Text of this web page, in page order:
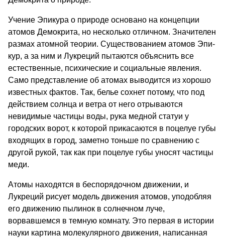
Учение Эпикура о природе основано на концепции
атомов Демокрита, но несколько отличном. Значителен
размах атомной теории. Существованием атомов Эпи­
кур, а за ним и Лукреций пытаются объяснить все
естественные, психиче­ские и социальные явления.
Само представление об атомах выводится из хорошо
известных фактов. Так, белье сохнет потому, что под
действием солнца и ветра от него отрываются
невидимые частицы воды, рука медной статуи у
городских ворот, к которой прикасаются в поцелуе губы
входя­щих в город, заметно тоньше по сравнению с
другой рукой, так как при поцелуе губы уносят частицы
меди.
Атомы находятся в беспорядочном движении, и
Лукреций рисует модель движения атомов, уподобляя
его дви­жению пылинок в солнечном луче,
ворвавшемся в темную комнату. Это первая в истории
науки картина моле­кулярного движения, написанная